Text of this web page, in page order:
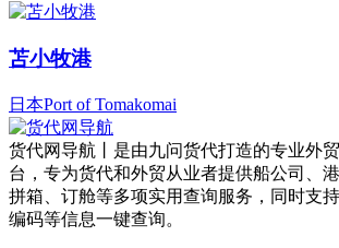
苫小牧港
日本Port of Tomakomai
货代网导航丨是由九问货代打造的专业外
台，专为货代和外贸从业者提供船公司、
拼箱、订舱等多项实用查询服务，同时支
编码等信息一键查询。